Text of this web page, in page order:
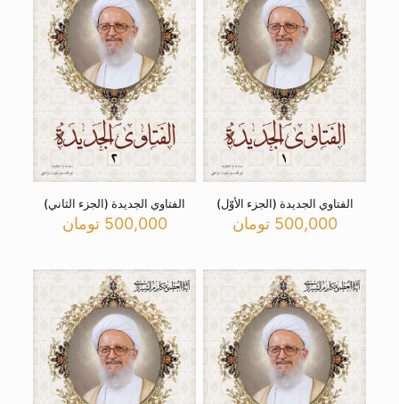
الفتاوي الجدیدة (الجزء الأوّل)
500,000 تومان
الفتاوي الجدیدة (الجزء الثاني)
500,000 تومان